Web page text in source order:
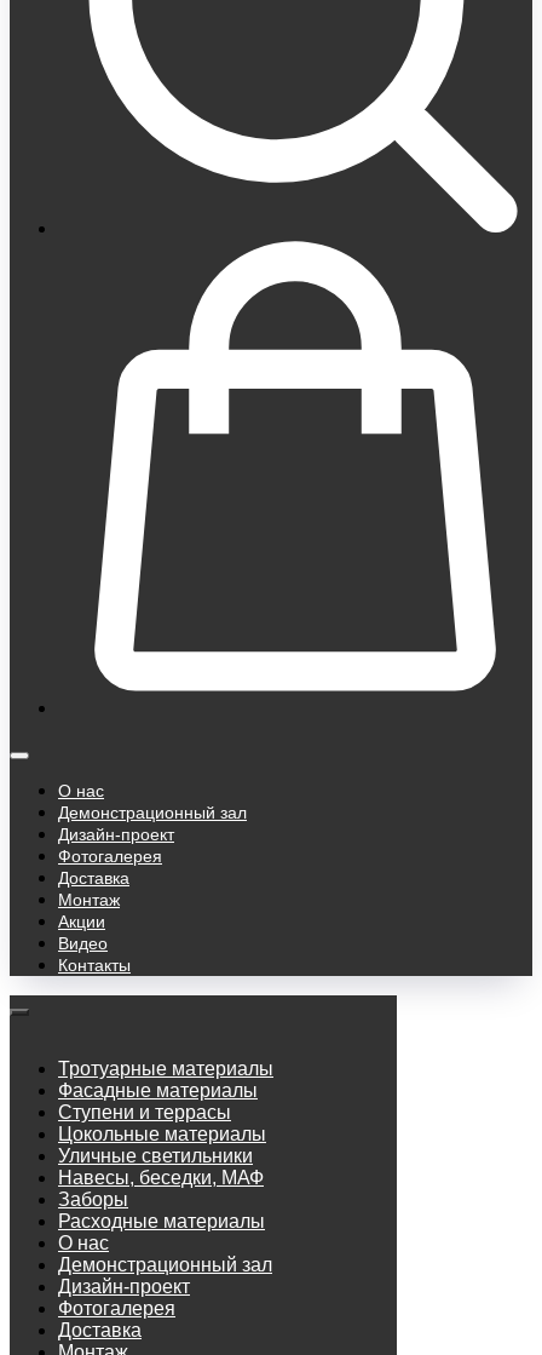
О нас
Демонстрационный зал
Дизайн-проект
Фотогалерея
Доставка
Монтаж
Акции
Видео
Контакты
Тротуарные материалы
Фасадные материалы
Ступени и террасы
Цокольные материалы
Уличные светильники
Навесы, беседки, МАФ
Заборы
Расходные материалы
О нас
Демонстрационный зал
Дизайн-проект
Фотогалерея
Доставка